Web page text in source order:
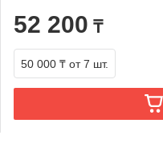
52 200 ₸
50 000 ₸ от 7 шт.